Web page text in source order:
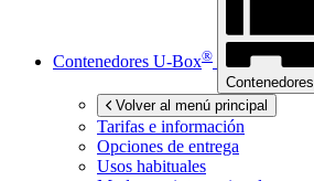
Contenedores U-Box®
Contenedores
Volver al menú principal
Tarifas e información
Opciones de entrega
Usos habituales